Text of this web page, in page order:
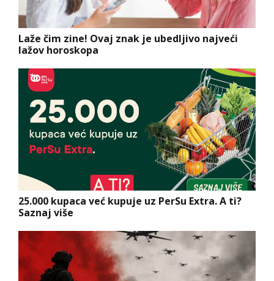
Laže čim zine! Ovaj znak je ubedljivo najveći
lažov horoskopa
25.000 kupaca već kupuje uz PerSu Extra. A ti?
Saznaj više